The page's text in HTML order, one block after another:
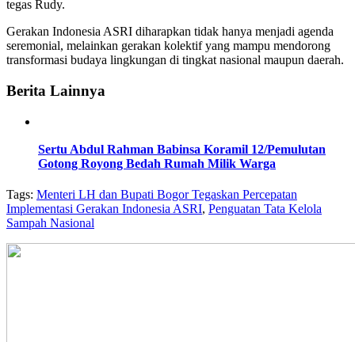
tegas Rudy.
Gerakan Indonesia ASRI diharapkan tidak hanya menjadi agenda
seremonial, melainkan gerakan kolektif yang mampu mendorong
transformasi budaya lingkungan di tingkat nasional maupun daerah.
Berita Lainnya
Sertu Abdul Rahman Babinsa Koramil 12/Pemulutan
Gotong Royong Bedah Rumah Milik Warga
Tags: Menteri LH dan Bupati Bogor Tegaskan Percepatan
Implementasi Gerakan Indonesia ASRI, Penguatan Tata Kelola
Sampah Nasional